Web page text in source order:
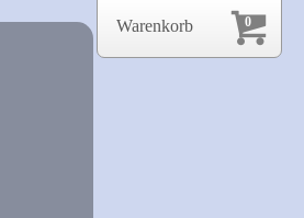
0
Warenkorb